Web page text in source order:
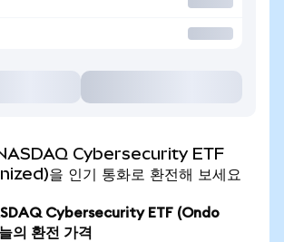
Cybersecurity ETF
을 인기 통화로 환전해 보세요
Cybersecurity ETF (Ondo
의 환전 가격